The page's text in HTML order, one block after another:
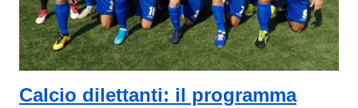
Calcio dilettanti: il programma